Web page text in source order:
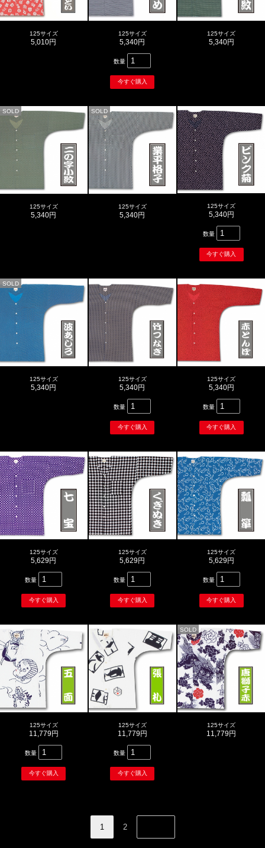
125サイズ
5,010円
125サイズ
5,340円
数量
125サイズ
5,340円
SOLD
125サイズ
5,340円
SOLD
125サイズ
5,340円
125サイズ
5,340円
数量
SOLD
125サイズ
5,340円
125サイズ
5,340円
数量
125サイズ
5,340円
数量
125サイズ
5,629円
数量
125サイズ
5,629円
数量
125サイズ
5,629円
数量
125サイズ
11,779円
数量
125サイズ
11,779円
数量
SOLD
125サイズ
11,779円
1
2